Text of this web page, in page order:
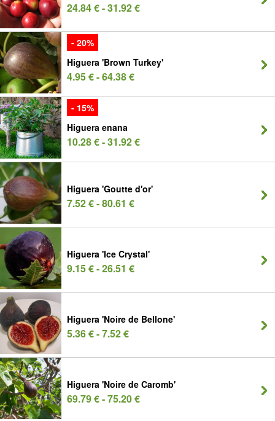
24.84 € - 31.92 €
- 20%
Higuera 'Brown Turkey'
4.95 € - 64.38 €
- 15%
Higuera enana
10.28 € - 31.92 €
Higuera 'Goutte d'or'
7.52 € - 80.61 €
Higuera 'Ice Crystal'
9.15 € - 26.51 €
Higuera 'Noire de Bellone'
5.36 € - 7.52 €
Higuera 'Noire de Caromb'
69.79 € - 75.20 €